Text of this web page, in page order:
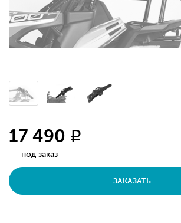
17 490 q
под заказ
ЗАКАЗАТЬ